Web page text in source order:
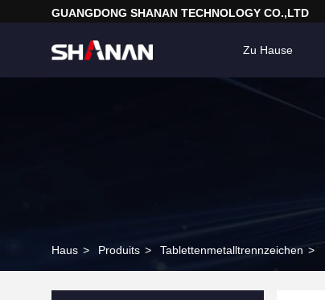
GUANGDONG SHANAN TECHNOLOGY CO.,LTD
Zu Hause
Haus > Produits > Tablettenmetalltrennzeichen >